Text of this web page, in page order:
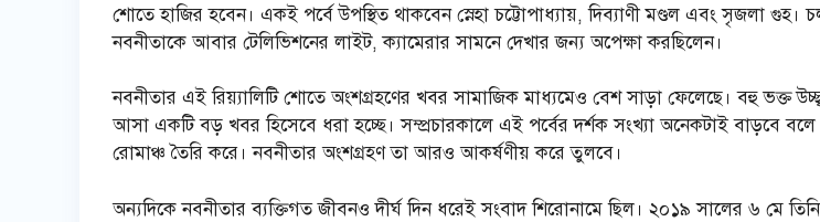
শোতে হাজির হবেন। একই পর্বে উপস্থিত থাকবেন স্নেহা চট্টোপাধ্যায়, দিব্যাণী মণ্ডল এবং সৃজলা গুহ।
নবনীতাকে আবার টেলিভিশনের লাইট, ক্যামেরার সামনে দেখার জন্য অপেক্ষা করছিলেন।
নবনীতার এই রিয়্যালিটি শোতে অংশগ্রহণের খবর সামাজিক মাধ্যমেও বেশ সাড়া ফেলেছে। বহু ভক্ত
আসা একটি বড় খবর হিসেবে ধরা হচ্ছে। সম্প্রচারকালে এই পর্বের দর্শক সংখ্যা অনেকটাই বাড়বে
রোমাঞ্চ তৈরি করে। নবনীতার অংশগ্রহণ তা আরও আকর্ষণীয় করে তুলবে।
অন্যদিকে নবনীতার ব্যক্তিগত জীবনও দীর্ঘ দিন ধরেই সংবাদ শিরোনামে ছিল। ২০১৯ সালের ৬ মে